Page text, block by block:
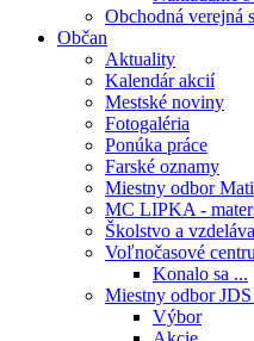
Obchodná verejná
Občan
Aktuality
Kalendár akcií
Mestské noviny
Fotogaléria
Ponúka práce
Farské oznamy
Miestny odbor
MC LIPKA -
Školstvo a
Voľnočasové
Konalo sa ...
Miestny odbor
Výbor